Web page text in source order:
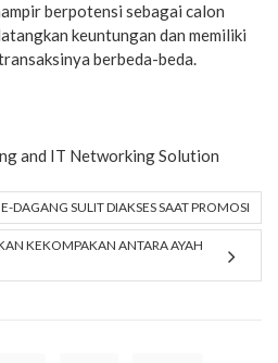
berpotensi sebagai calon
keuntungan dan memiliki
berbeda-beda.
and IT Networking Solution
DAGANG SULIT DIAKSES SAAT PROMOSI
KEKOMPAKAN ANTARA AYAH